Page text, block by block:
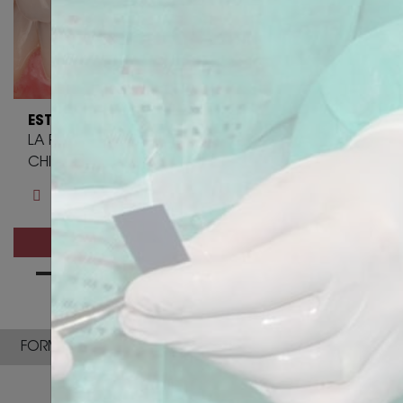
Module 1 : Cicatrisation et
Préservation alvéolaire
A. Physiologie de la cicatrisation
• Osseuse
• Alvéolaire
• Conséquences cliniques
• Arbre décisionnel sur la gestion
des défauts osseux
B. Préservation alvéolaire
• Facteurs de risque de
résorption alvéolaire
• Avulsion atraumatique
ESTHETIQUE
LA PHOTOGRAPHIE DENTAIRE DE L’ ESTHÉTIQUE À LA
CHIRURGIE
1 jour - 8 heures de 09h00 à 18h00
Découvrir
FORMATIONS RÉSERVÉES AUX CHIRURGIENS-DENTISTES